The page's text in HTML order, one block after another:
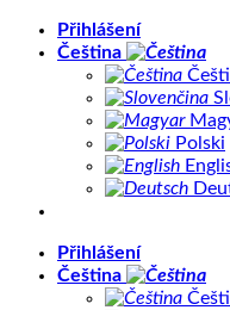
PřeskočitPřihlášení
Čeština
Polski
Přihlášení
Čeština